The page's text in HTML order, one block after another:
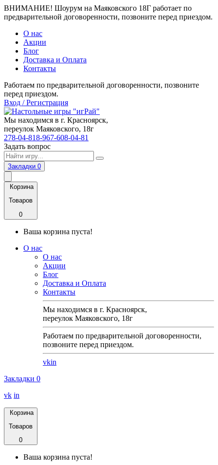
ВНИМАНИЕ! Шоурум на Маяковского 18Г работает по
предварительной договоренности, позвоните перед приездом.
О нас
Акции
Блог
Доставка и Оплата
Контакты
Работаем по предварительной договоренности, позвоните
перед приездом.
Вход / Регистрация
Мы находимся в г. Красноярск,
переулок Маяковского, 18г
278-04-818-967-608-04-81
Задать вопрос
Закладки 0
Корзина
Товаров
0
Ваша корзина пуста!
О нас
О нас
Акции
Блог
Доставка и Оплата
Контакты
Мы находимся в г. Красноярск,
переулок Маяковского, 18г
Работаем по предварительной договоренности,
позвоните перед приездом.
vkin
Закладки 0
vk in
Корзина
Товаров
0
Ваша корзина пуста!